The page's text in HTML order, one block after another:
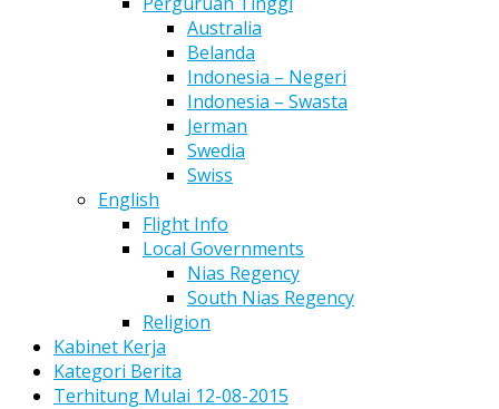
Australia
Belanda
Indonesia – Negeri
Indonesia – Swasta
Jerman
Swedia
Swiss
English
Flight Info
Local Governments
Nias Regency
South Nias Regency
Religion
Kabinet Kerja
Kategori Berita
Terhitung Mulai 12-08-2015